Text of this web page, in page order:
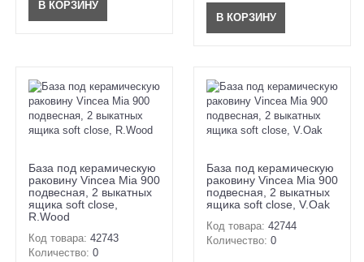
В КОРЗИНУ
В КОРЗИНУ
База под керамическую
раковину Vincea Mia 900
подвесная, 2 выкатных
ящика soft close,
R.Wood
Код товара: 42743
Количество: 0
База под керамическую
раковину Vincea Mia 900
подвесная, 2 выкатных
ящика soft close, V.Oak
Код товара: 42744
Количество: 0